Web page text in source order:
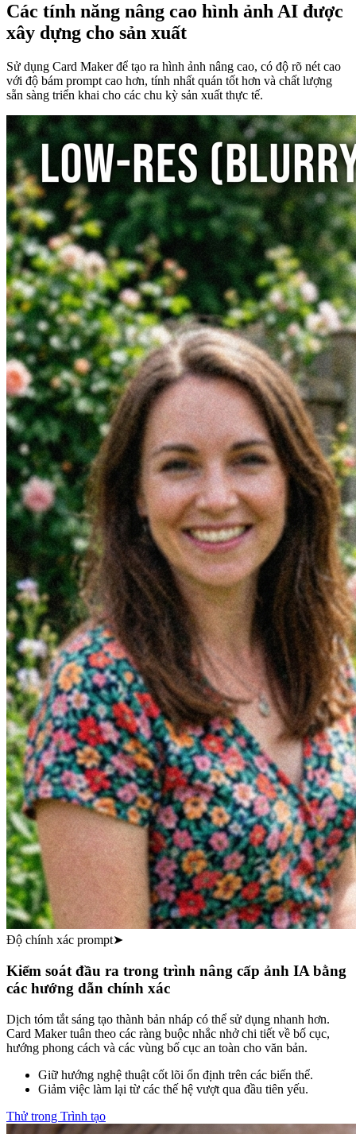
Các tính năng nâng cao hình ảnh AI được
xây dựng cho sản xuất
Sử dụng Card Maker để tạo ra hình ảnh nâng cao, có độ rõ nét cao
với độ bám prompt cao hơn, tính nhất quán tốt hơn và chất lượng
sẵn sàng triển khai cho các chu kỳ sản xuất thực tế.
Độ chính xác prompt➤
Kiểm soát đầu ra trong trình nâng cấp ảnh IA bằng
các hướng dẫn chính xác
Dịch tóm tắt sáng tạo thành bản nháp có thể sử dụng nhanh hơn.
Card Maker tuân theo các ràng buộc nhắc nhở chi tiết về bố cục,
hướng phong cách và các vùng bố cục an toàn cho văn bản.
Giữ hướng nghệ thuật cốt lõi ổn định trên các biến thể.
Giảm việc làm lại từ các thế hệ vượt qua đầu tiên yếu.
Thử trong Trình tạo